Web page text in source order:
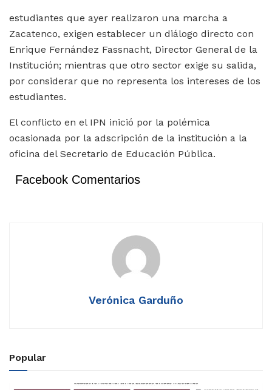
estudiantes que ayer realizaron una marcha a
Zacatenco, exigen establecer un diálogo directo con
Enrique Fernández Fassnacht, Director General de la
Institución; mientras que otro sector exige su salida,
por considerar que no representa los intereses de los
estudiantes.
El conflicto en el IPN inició por la polémica
ocasionada por la adscripción de la institución a la
oficina del Secretario de Educación Pública.
Facebook Comentarios
Verónica Garduño
Popular